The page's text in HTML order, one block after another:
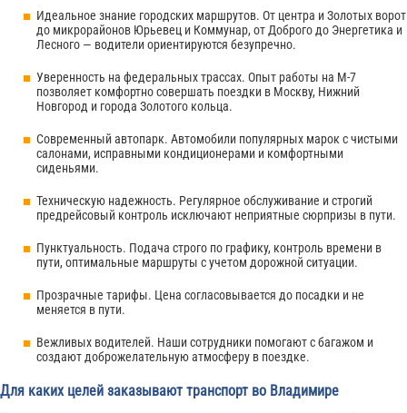
Идеальное знание городских маршрутов. От центра и Золотых ворот
до микрорайонов Юрьевец и Коммунар, от Доброго до Энергетика и
Лесного — водители ориентируются безупречно.
Уверенность на федеральных трассах. Опыт работы на М-7
позволяет комфортно совершать поездки в Москву, Нижний
Новгород и города Золотого кольца.
Современный автопарк. Автомобили популярных марок с чистыми
салонами, исправными кондиционерами и комфортными
сиденьями.
Техническую надежность. Регулярное обслуживание и строгий
предрейсовый контроль исключают неприятные сюрпризы в пути.
Пунктуальность. Подача строго по графику, контроль времени в
пути, оптимальные маршруты с учетом дорожной ситуации.
Прозрачные тарифы. Цена согласовывается до посадки и не
меняется в пути.
Вежливых водителей. Наши сотрудники помогают с багажом и
создают доброжелательную атмосферу в поездке.
Для каких целей заказывают транспорт во Владимире